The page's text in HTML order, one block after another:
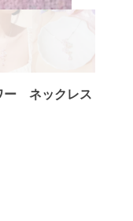
ー ネックレス